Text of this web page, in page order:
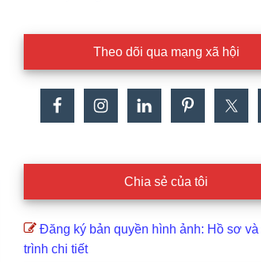
Theo dõi qua mạng xã hội
Chia sẻ của tôi
Đăng ký bản quyền hình ảnh: Hồ sơ và
trình chi tiết